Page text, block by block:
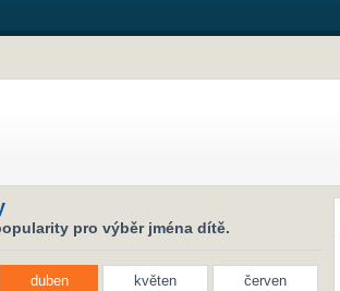
pro výběr jména dítě.
duben květen
červen